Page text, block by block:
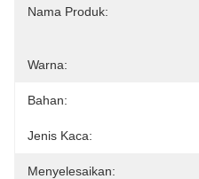
Nama Produk:
Warna:
Bahan:
Jenis Kaca:
Menyelesaikan: